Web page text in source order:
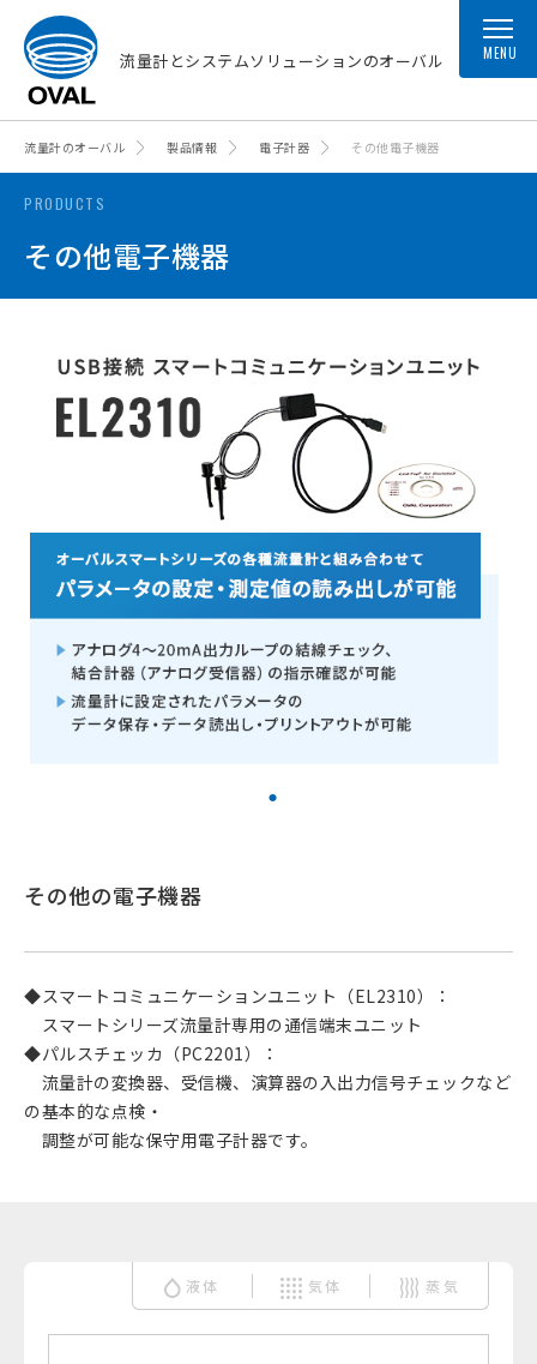
流量計とシステムソリューションのオーバル MENU
流量計のオーバル 製品情報 電子計器 その他電子機器
PRODUCTS
その他電子機器
その他の電子機器
◆スマートコミュニケーションユニット（EL2310）：
スマートシリーズ流量計専用の通信端末ユニット
◆パルスチェッカ（PC2201）：
流量計の変換器、受信機、演算器の入出力信号チェックなど
の基本的な点検・
調整が可能な保守用電子計器です。
液体 気体 蒸気